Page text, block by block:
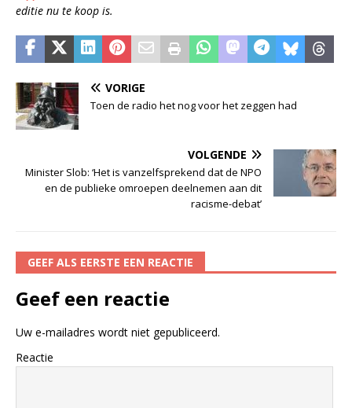
editie nu te koop is.
VORIGE
Toen de radio het nog voor het zeggen had
VOLGENDE
Minister Slob: ‘Het is vanzelfsprekend dat de NPO
en de publieke omroepen deelnemen aan dit
racisme-debat’
GEEF ALS EERSTE EEN REACTIE
Geef een reactie
Uw e-mailadres wordt niet gepubliceerd.
Reactie